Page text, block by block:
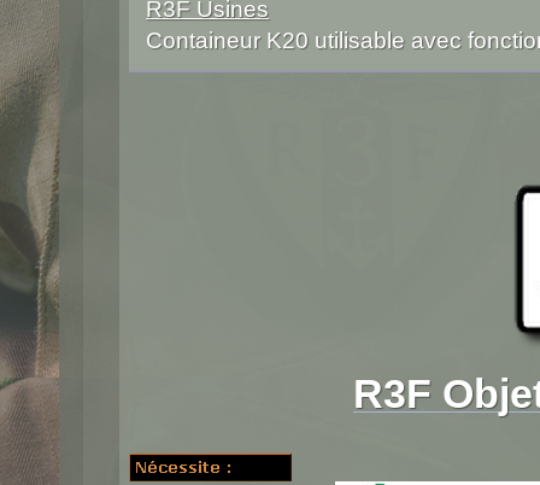
R3F Usines
Containeur K20 utilisable avec
R3F